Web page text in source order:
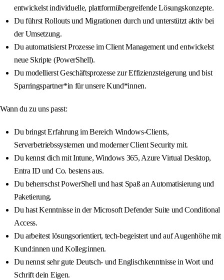
entwickelst individuelle, plattformübergreifende Lösungskonzepte.
Du führst Rollouts und Migrationen durch und unterstützt aktiv bei
der Umsetzung.
Du automatisierst Prozesse im Client Management und entwickelst
neue Skripte (PowerShell).
Du modellierst Geschäftsprozesse zur Effizienzsteigerung und bist
Sparringspartner*in für unsere Kund*innen.
Wann du zu uns passt:
Du bringst Erfahrung im Bereich Windows-Clients,
Serverbetriebssystemen und moderner Client Security mit.
Du kennst dich mit Intune, Windows 365, Azure Virtual Desktop,
Entra ID und Co. bestens aus.
Du beherrschst PowerShell und hast Spaß an Automatisierung und
Paketierung.
Du hast Kenntnisse in der Microsoft Defender Suite und Conditional
Access.
Du arbeitest lösungsorientiert, tech-begeistert und auf Augenhöhe mit
Kund:innen und Kolleg:innen.
Du nennst sehr gute Deutsch- und Englischkenntnisse in Wort und
Schrift dein Eigen.